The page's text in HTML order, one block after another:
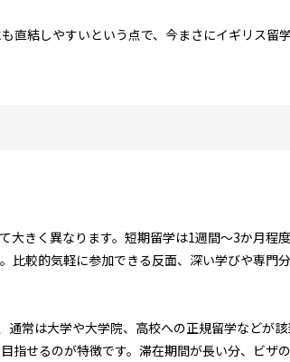
直結しやすいという点で、今まさにイギリス留
大きく異なります。短期留学は1週間〜3か月程
比較的気軽に参加できる反面、深い学びや専門
常は大学や大学院、高校への正規留学などが
指せるのが特徴です。滞在期間が長い分、ビザ